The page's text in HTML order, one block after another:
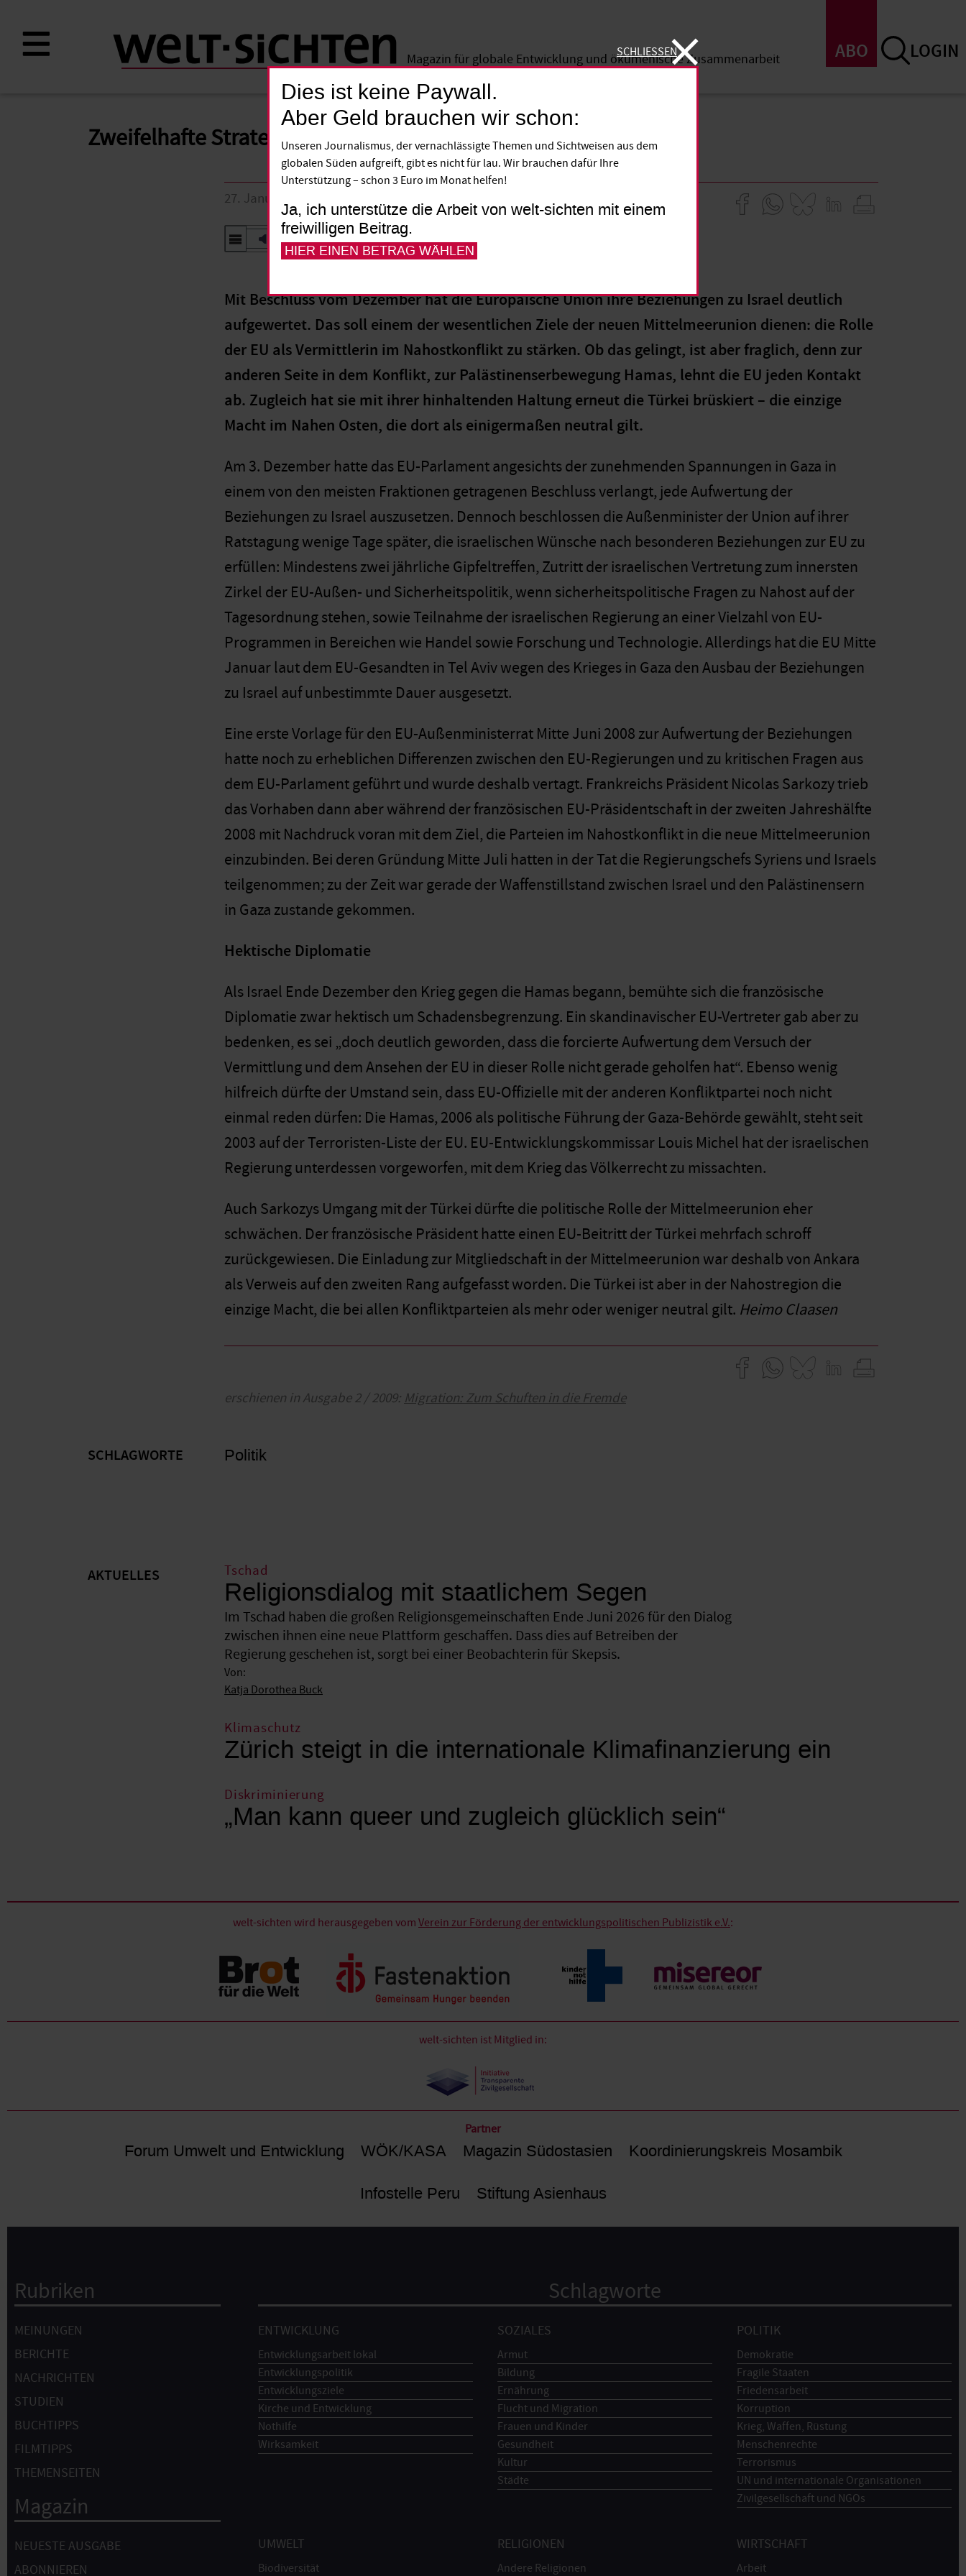
Inhalt
ABO LOGIN
Magazin für globale Entwicklung und ökumenische Zusammenarbeit
Zweifelhafte Strategie
27. Januar 2009
Mit Beschluss vom Dezember hat die Europäische Union ihre Beziehungen zu Israel deutlich
aufgewertet. Das soll einem der wesentlichen Ziele der neuen Mittelmeerunion dienen: die Rolle
der EU als Vermittlerin im Nahostkonflikt zu stärken. Ob das gelingt, ist aber fraglich, denn zur
anderen Seite in dem Konflikt, zur Palästinenserbewegung Hamas, lehnt die EU jeden Kontakt
ab. Zugleich hat sie mit ihrer hinhaltenden Haltung erneut die Türkei brüskiert – die einzige
Macht im Nahen Osten, die dort als einigermaßen neutral gilt.
Am 3. Dezember hatte das EU-Parlament angesichts der zunehmenden Spannungen in Gaza in
einem von den meisten Fraktionen getragenen Beschluss verlangt, jede Aufwertung der
Beziehungen zu Israel auszusetzen. Dennoch beschlossen die Außenminister der Union auf ihrer
Ratstagung wenige Tage später, die israelischen Wünsche nach besonderen Beziehungen zur EU zu
erfüllen: Mindestens zwei jährliche Gipfeltreffen, Zutritt der israelischen Vertretung zum innersten
Zirkel der EU-Außen- und Sicherheitspolitik, wenn sicherheitspolitische Fragen zu Nahost auf der
Tagesordnung stehen, sowie Teilnahme der israelischen Regierung an einer Vielzahl von EU-
Programmen in Bereichen wie Handel sowie Forschung und Technologie. Allerdings hat die EU Mitte
Januar laut dem EU-Gesandten in Tel Aviv wegen des Krieges in Gaza den Ausbau der Beziehungen
zu Israel auf unbestimmte Dauer ausgesetzt.
Eine erste Vorlage für den EU-Außenministerrat Mitte Juni 2008 zur Aufwertung der Beziehungen
hatte noch zu erheblichen Differenzen zwischen den EU-Regierungen und zu kritischen Fragen aus
dem EU-Parlament geführt und wurde deshalb vertagt. Frankreichs Präsident Nicolas Sarkozy trieb
das Vorhaben dann aber während der französischen EU-Präsidentschaft in der zweiten Jahreshälfte
2008 mit Nachdruck voran mit dem Ziel, die Parteien im Nahostkonflikt in die neue Mittelmeerunion
einzubinden. Bei deren Gründung Mitte Juli hatten in der Tat die Regierungschefs Syriens und Israels
teilgenommen; zu der Zeit war gerade der Waffenstillstand zwischen Israel und den Palästinensern
in Gaza zustande gekommen.
Hektische Diplomatie
Als Israel Ende Dezember den Krieg gegen die Hamas begann, bemühte sich die französische
Diplomatie zwar hektisch um Schadensbegrenzung. Ein skandinavischer EU-Vertreter gab aber zu
bedenken, es sei „doch deutlich geworden, dass die forcierte Aufwertung dem Versuch der
Vermittlung und dem Ansehen der EU in dieser Rolle nicht gerade geholfen hat“. Ebenso wenig
hilfreich dürfte der Umstand sein, dass EU-Offizielle mit der anderen Konfliktpartei noch nicht
einmal reden dürfen: Die Hamas, 2006 als politische Führung der Gaza-Behörde gewählt, steht seit
2003 auf der Terroristen-Liste der EU. EU-Entwicklungskommissar Louis Michel hat der israelischen
Regierung unterdessen vorgeworfen, mit dem Krieg das Völkerrecht zu missachten.
Auch Sarkozys Umgang mit der Türkei dürfte die politische Rolle der Mittelmeerunion eher
schwächen. Der französische Präsident hatte einen EU-Beitritt der Türkei mehrfach schroff
zurückgewiesen. Die Einladung zur Mitgliedschaft in der Mittelmeerunion war deshalb von Ankara
als Verweis auf den zweiten Rang aufgefasst worden. Die Türkei ist aber in der Nahostregion die
einzige Macht, die bei allen Konfliktparteien als mehr oder weniger neutral gilt. Heimo Claasen
erschienen in Ausgabe 2 / 2009:Migration: Zum Schuften in die Fremde
SCHLAGWORTE Politik
SCHLIESSEN
Dies ist keine Paywall.
Aber Geld brauchen wir schon:
Unseren Journalismus, der vernachlässigte Themen und Sichtweisen aus dem
globalen Süden aufgreift, gibt es nicht für lau. Wir brauchen dafür Ihre
Unterstützung – schon 3 Euro im Monat helfen!
Ja, ich unterstütze die Arbeit von welt-sichten mit einem
freiwilligen Beitrag.
HIER EINEN BETRAG WÄHLEN
AKTUELLES Tschad
Religionsdialog mit staatlichem Segen
Im Tschad haben die großen Religionsgemeinschaften Ende Juni 2026 für den Dialog
zwischen ihnen eine neue Plattform geschaffen. Dass dies auf Betreiben der
Regierung geschehen ist, sorgt bei einer Beobachterin für Skepsis.
Von:
Katja Dorothea Buck
Klimaschutz
Zürich steigt in die internationale Klimafinanzierung ein
Diskriminierung
„Man kann queer und zugleich glücklich sein“
welt-sichten wird herausgegeben vom Verein zur Förderung der entwicklungspolitischen Publizistik e.V.:
welt-sichten ist Mitglied in:
Partner
Forum Umwelt und Entwicklung WÖK/KASA Magazin Südostasien Koordinierungskreis Mosambik
Infostelle Peru Stiftung Asienhaus
Hauptnavigation
Rubriken
MEINUNGEN
BERICHTE
NACHRICHTEN
STUDIEN
BUCHTIPPS
FILMTIPPS
THEMENSEITEN
Magazin
NEUESTE AUSGABE
ABONNIEREN
Schlagworte
ENTWICKLUNG
Entwicklungsarbeit lokal
Entwicklungspolitik
Entwicklungsziele
Kirche und Entwicklung
Nothilfe
Wirksamkeit
SOZIALES
Armut
Bildung
Ernährung
Flucht und Migration
Frauen und Kinder
Gesundheit
Kultur
Städte
POLITIK
Demokratie
Fragile Staaten
Friedensarbeit
Korruption
Krieg, Waffen, Rüstung
Menschenrechte
Terrorismus
UN und internationale Organisationen
Zivilgesellschaft und NGOs
UMWELT
Biodiversität
RELIGIONEN
Andere Religionen
WIRTSCHAFT
Arbeit